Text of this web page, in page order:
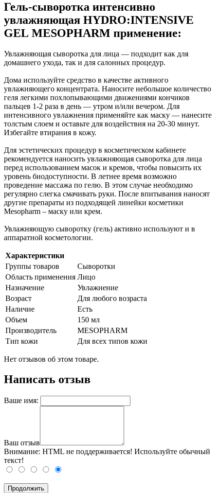
Гель-сыворотка интенсивно
увлажняющая HYDRO:INTENSIVE
GEL MESOPHARM применение:
Увлажняющая сыворотка для лица — подходит как для
домашнего ухода, так и для салонных процедур.
Дома используйте средство в качестве активного
увлажняющего концентрата. Наносите небольшое количество
геля легкими похлопывающими движениями кончиков
пальцев 1-2 раза в день — утром и/или вечером. Для
интенсивного увлажнения применяйте как маску — нанесите
толстым слоем и оставьте для воздействия на 20-30 минут.
Избегайте втирания в кожу.
Для эстетических процедур в косметическом кабинете
рекомендуется наносить увлажняющая сыворотка для лица
перед использованием масок и кремов, чтобы повысить их
уровень биодоступности. В летнее время возможно
проведение массажа по гелю. В этом случае необходимо
регулярно слегка смачивать руки. После впитывания наносят
другие препараты из подходящей линейки косметики
Mesopharm – маску или крем.
Увлажняющую сыворотку (гель) активно используют и в
аппаратной косметологии.
Характеристики
Группы товаров
Сыворотки
Область применения Лицо
Назначение
Увлажнение
Возраст
Для любого возраста
Наличие
Есть
Объем
150 мл
Производитель
MESOPHARM
Тип кожи
Для всех типов кожи
Нет отзывов об этом товаре.
Написать отзыв
Ваше имя:
Ваш отзыв
Внимание: HTML не поддерживается! Используйте обычный
текст!
Продолжить